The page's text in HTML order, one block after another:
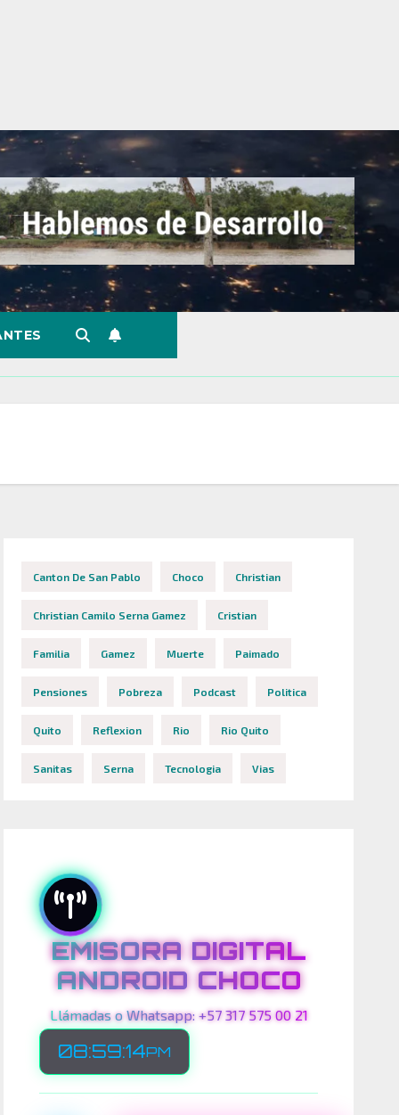
Canton De San Pablo Choco Christian
Christian Camilo Serna Gamez Cristian
Familia Gamez Muerte Paimado
Pensiones Pobreza Podcast Politica
Quito Reflexion Rio Rio Quito
Sanitas Serna Tecnologia Vias
EMISORA DIGITAL
ANDROID CHOCO
Llámadas o Whatsapp: +57 317 575 00 21
08:59:16PM